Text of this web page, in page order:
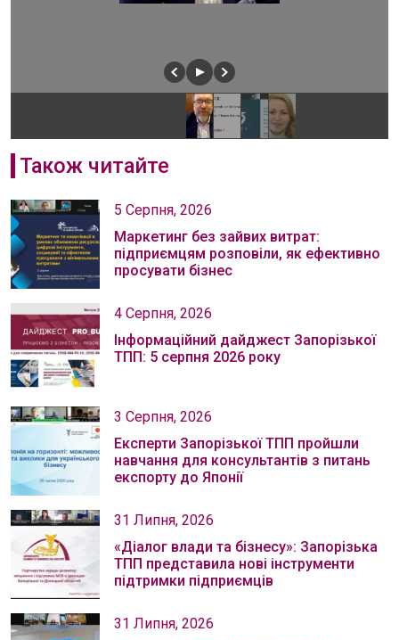
Також читайте
5 Серпня, 2026
Маркетинг без зайвих витрат:
підприємцям розповіли, як ефективно
просувати бізнес
4 Серпня, 2026
Інформаційний дайджест Запорізької
ТПП: 5 серпня 2026 року
3 Серпня, 2026
Експерти Запорізької ТПП пройшли
навчання для консультантів з питань
експорту до Японії
31 Липня, 2026
«Діалог влади та бізнесу»: Запорізька
ТПП представила нові інструменти
підтримки підприємців
31 Липня, 2026